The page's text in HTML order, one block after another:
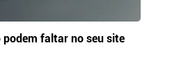
podem faltar no seu site